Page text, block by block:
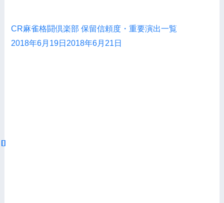
CR麻雀格闘倶楽部 保留信頼度・重要演出一覧
2018年6月19日 2018年6月21日